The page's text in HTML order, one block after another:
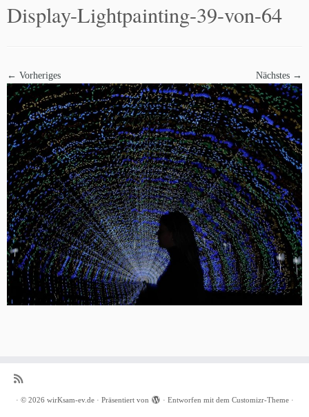
Display-Lightpainting-39-von-64
← Vorheriges Nächstes →
· © 2026 wirKsam-ev.de· Präsentiert von · Entworfen mit dem Customizr-Theme·